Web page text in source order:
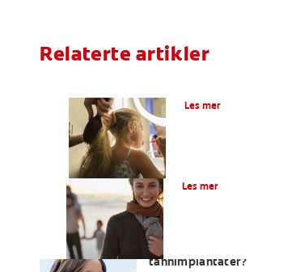
Relaterte artikler
Les mer
Les mer
Hva er
tannimplantater?